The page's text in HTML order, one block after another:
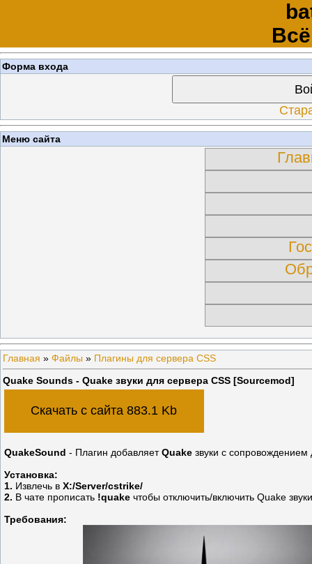
Форма входа
Меню сайта
Главная » Файлы » Плагины для сервера CSS
Quake Sounds - Quake звуки для сервера CSS [Sourcemod]
Скачать с сайта 883.1 Kb
QuakeSound - Плагин добавляетQuake звуки с сопровождением
Установка:
1. Извлечь в X:/Server/cstrike/
2. В чате прописать !quake чтобы отключить/включить Quake
Требования: